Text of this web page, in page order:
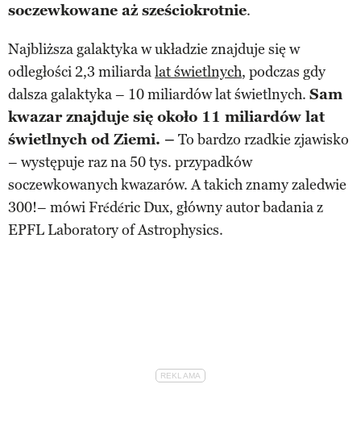
soczewkowane aż sześciokrotnie.
Najbliższa galaktyka w układzie znajduje się w
odległości 2,3 miliardalat świetlnych, podczas gdy
dalsza galaktyka – 10 miliardów lat świetlnych. Sam
kwazar znajduje się około 11 miliardów lat
świetlnych od Ziemi. – To bardzo rzadkie zjawisko
– występuje raz na 50 tys. przypadków
soczewkowanych kwazarów. A takich znamy zaledwie
300!– mówi Frédéric Dux, główny autor badania z
EPFL Laboratory of Astrophysics.